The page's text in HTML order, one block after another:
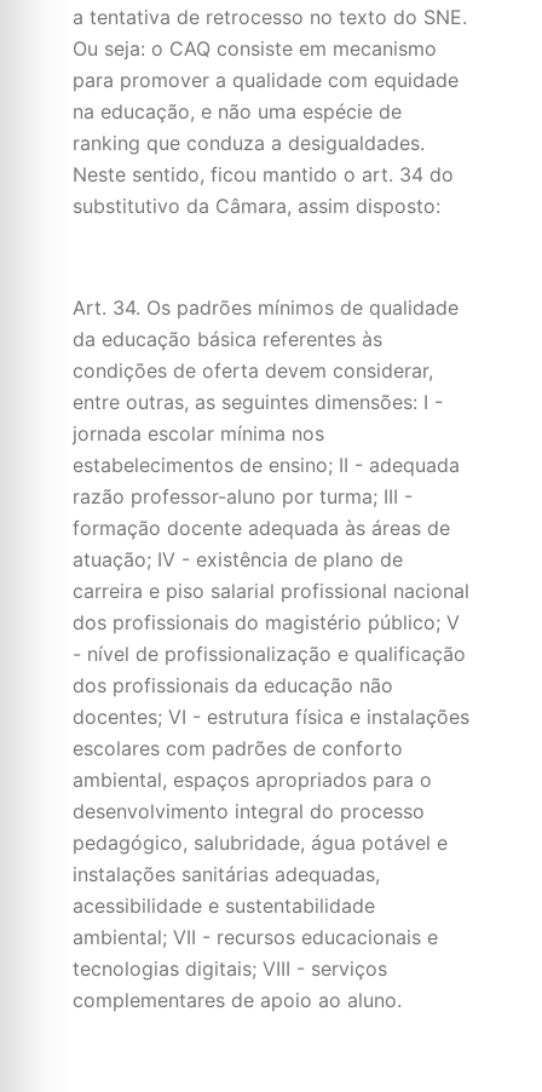
a tentativa de retrocesso no texto do SNE.
Ou seja: o CAQ consiste em mecanismo
para promover a qualidade com equidade
na educação, e não uma espécie de
ranking que conduza a desigualdades.
Neste sentido, ficou mantido o art. 34 do
substitutivo da Câmara, assim disposto:
Art. 34. Os padrões mínimos de qualidade
da educação básica referentes às
condições de oferta devem considerar,
entre outras, as seguintes dimensões: I -
jornada escolar mínima nos
estabelecimentos de ensino; II - adequada
razão professor-aluno por turma; III -
formação docente adequada às áreas de
atuação; IV - existência de plano de
carreira e piso salarial profissional nacional
dos profissionais do magistério público; V
- nível de profissionalização e qualificação
dos profissionais da educação não
docentes; VI - estrutura física e instalações
escolares com padrões de conforto
ambiental, espaços apropriados para o
desenvolvimento integral do processo
pedagógico, salubridade, água potável e
instalações sanitárias adequadas,
acessibilidade e sustentabilidade
ambiental; VII - recursos educacionais e
tecnologias digitais; VIII - serviços
complementares de apoio ao aluno.